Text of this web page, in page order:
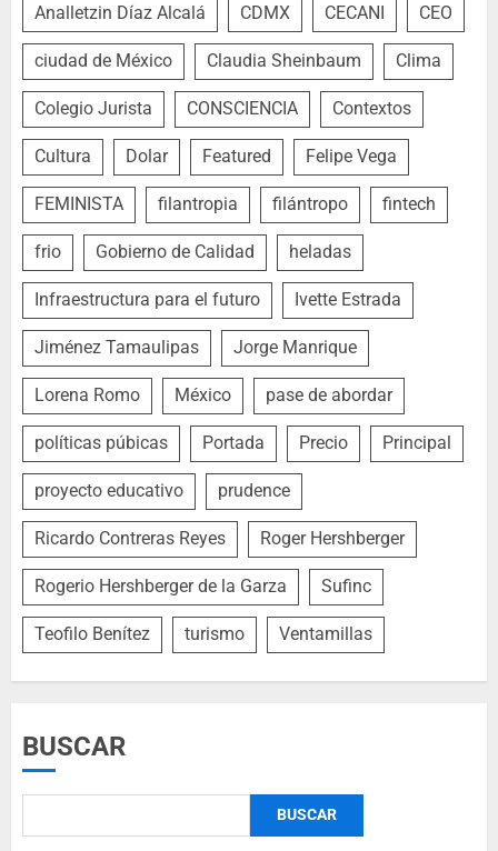
Analletzin Díaz Alcalá CDMX CECANI CEO
ciudad de México Claudia Sheinbaum Clima
Colegio Jurista CONSCIENCIA Contextos
Cultura Dolar Featured Felipe Vega
FEMINISTA filantropia filántropo fintech
frio Gobierno de Calidad heladas
Infraestructura para el futuro Ivette Estrada
Jiménez Tamaulipas Jorge Manrique
Lorena Romo México pase de abordar
políticas púbicas Portada Precio Principal
proyecto educativo prudence
Ricardo Contreras Reyes Roger Hershberger
Rogerio Hershberger de la Garza Sufinc
Teofilo Benítez turismo Ventamillas
BUSCAR
BUSCAR